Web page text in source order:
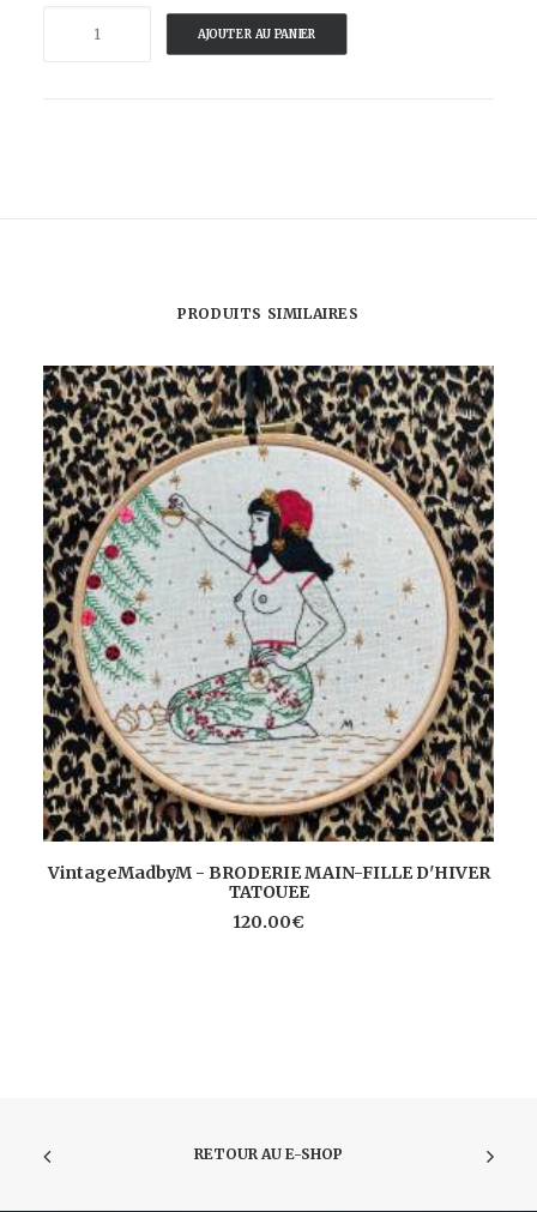
AJOUTER AU PANIER
PRODUITS SIMILAIRES
AJOUTER AU PANIER
VintageMadbyM - BRODERIE MAIN-FILLE D'HIVER
TATOUEE
120.00€
RETOUR AU E-SHOP